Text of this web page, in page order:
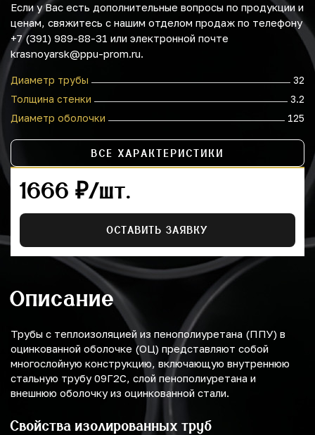
Если у Вас есть дополнительные вопросы по продукции и
ценам, свяжитесь с нашим отделом продаж по телефону
+7 (391) 989-88-31 или электронной почте
krasnoyarsk@ppu-prom.ru.
Диаметр трубы
32
Толщина стенки
3.2
Диаметр оболочки
125
ВСЕ ХАРАКТЕРИСТИКИ
1666 ₽/шт.
ОСТАВИТЬ ЗАЯВКУ
Описание
Трубы с теплоизоляцией из пенополиуретана (ППУ) в
оцинкованной оболочке (ОЦ) представляют собой
многослойную конструкцию, включающую внутреннюю
стальную трубу 09Г2С, слой пенополиуретана и
внешнюю оболочку из оцинкованной стали.
Свойства изолированных труб